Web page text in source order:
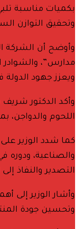
بكميات مناسبة
وتحقيق التوازن
وأوضح أن الشركة
مدارس”، والشوادر
ويعزز جهود
وأكد الدكتور
اللحوم والدواجن،
كما شدد الوزير
والصناعية، ودوره
التصدير والنفاذ
وأشار الوزير إلى
وتحسين جودة